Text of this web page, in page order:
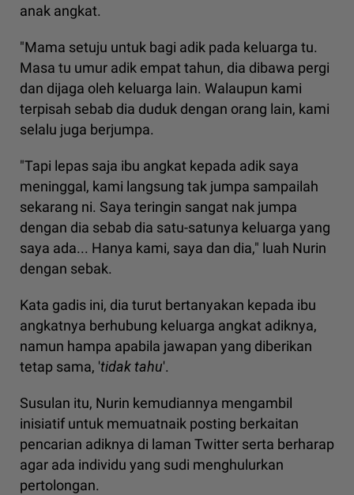
anak angkat.
"Mama setuju untuk bagi adik pada keluarga tu.
Masa tu umur adik empat tahun, dia dibawa pergi
dan dijaga oleh keluarga lain. Walaupun kami
terpisah sebab dia duduk dengan orang lain, kami
selalu juga berjumpa.
"Tapi lepas saja ibu angkat kepada adik saya
meninggal, kami langsung tak jumpa sampailah
sekarang ni. Saya teringin sangat nak jumpa
dengan dia sebab dia satu-satunya keluarga yang
saya ada... Hanya kami, saya dan dia," luah Nurin
dengan sebak.
Kata gadis ini, dia turut bertanyakan kepada ibu
angkatnya berhubung keluarga angkat adiknya,
namun hampa apabila jawapan yang diberikan
tetap sama, 'tidak tahu'.
Susulan itu, Nurin kemudiannya mengambil
inisiatif untuk memuatnaik posting berkaitan
pencarian adiknya di laman Twitter serta berharap
agar ada individu yang sudi menghulurkan
pertolongan.